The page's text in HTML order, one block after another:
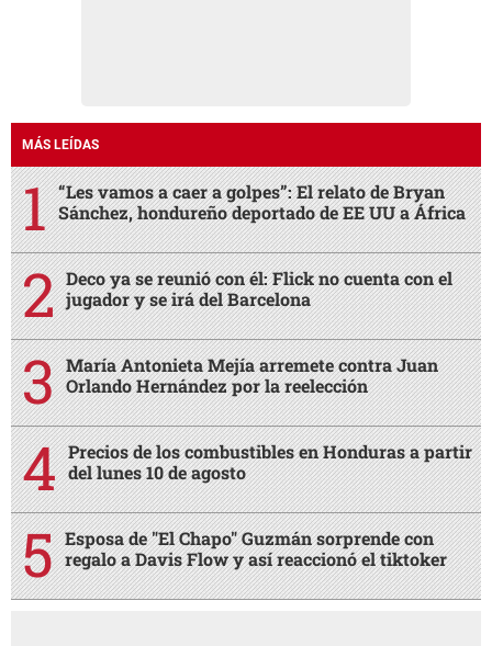
MÁS LEÍDAS
“Les vamos a caer a golpes”: El relato de Bryan
Sánchez, hondureño deportado de EE UU a África
Deco ya se reunió con él: Flick no cuenta con el
jugador y se irá del Barcelona
María Antonieta Mejía arremete contra Juan
Orlando Hernández por la reelección
Precios de los combustibles en Honduras a partir
del lunes 10 de agosto
Esposa de "El Chapo" Guzmán sorprende con
regalo a Davis Flow y así reaccionó el tiktoker